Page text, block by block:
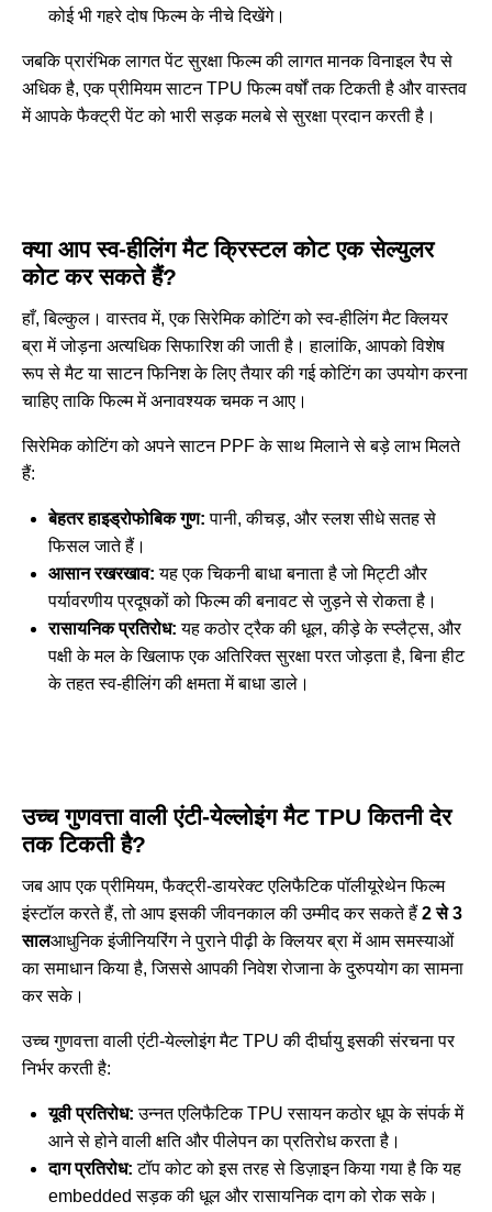
कोई भी गहरे दोष फिल्म के नीचे दिखेंगे।
जबकि प्रारंभिक लागतपेंट सुरक्षा फिल्म की लागतमानक विनाइल रैप से
अधिक है, एक प्रीमियम साटन TPU फिल्म वर्षों तक टिकती है और वास्तव
में आपके फैक्ट्री पेंट को भारी सड़क मलबे से सुरक्षा प्रदान करती है।
क्या आप स्व-हीलिंग मैट क्रिस्टल कोट एक सेल्युलर
कोट कर सकते हैं?
हाँ, बिल्कुल। वास्तव में, एक सिरेमिक कोटिंग को स्व-हीलिंग मैट क्लियर
ब्रा में जोड़ना अत्यधिक सिफारिश की जाती है। हालांकि, आपको विशेष
रूप से मैट या साटन फिनिश के लिए तैयार की गई कोटिंग का उपयोग करना
चाहिए ताकि फिल्म में अनावश्यक चमक न आए।
सिरेमिक कोटिंग को अपने साटन PPF के साथ मिलाने से बड़े लाभ मिलते
हैं:
बेहतर हाइड्रोफोबिक गुण: पानी, कीचड़, और स्लश सीधे सतह से
फिसल जाते हैं।
आसान रखरखाव: यह एक चिकनी बाधा बनाता है जो मिट्टी और
पर्यावरणीय प्रदूषकों को फिल्म की बनावट से जुड़ने से रोकता है।
रासायनिक प्रतिरोध: यह कठोर ट्रैक की धूल, कीड़े के स्प्लैट्स, और
पक्षी के मल के खिलाफ एक अतिरिक्त सुरक्षा परत जोड़ता है, बिना हीट
के तहत स्व-हीलिंग की क्षमता में बाधा डाले।
उच्च गुणवत्ता वाली एंटी-येल्लोइंग मैट TPU कितनी देर
तक टिकती है?
जब आप एक प्रीमियम, फैक्ट्री-डायरेक्ट एलिफैटिक पॉलीयूरेथेन फिल्म
इंस्टॉल करते हैं, तो आप इसकी जीवनकाल की उम्मीद कर सकते हैं 2 से 3
सालआधुनिक इंजीनियरिंग ने पुराने पीढ़ी के क्लियर ब्रा में आम समस्याओं
का समाधान किया है, जिससे आपकी निवेश रोजाना के दुरुपयोग का सामना
कर सके।
उच्च गुणवत्ता वाली एंटी-येल्लोइंग मैट TPU की दीर्घायु इसकी संरचना पर
निर्भर करती है:
यूवी प्रतिरोध: उन्नत एलिफैटिक TPU रसायन कठोर धूप के संपर्क में
आने से होने वाली क्षति और पीलेपन का प्रतिरोध करता है।
दाग प्रतिरोध: टॉप कोट को इस तरह से डिज़ाइन किया गया है कि यह
embedded सड़क की धूल और रासायनिक दाग को रोक सके।